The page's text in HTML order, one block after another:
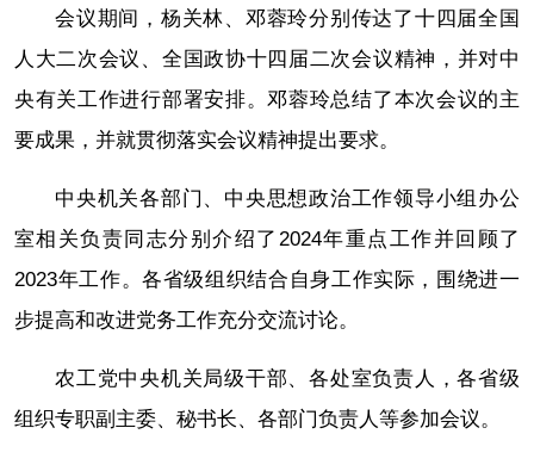
会议期间，杨关林、邓蓉玲分别传达了十四届全国
人大二次会议、全国政协十四届二次会议精神，并对中
央有关工作进行部署安排。邓蓉玲总结了本次会议的主
要成果，并就贯彻落实会议精神提出要求。
中央机关各部门、中央思想政治工作领导小组办公
室相关负责同志分别介绍了2024年重点工作并回顾了
2023年工作。各省级组织结合自身工作实际，围绕进一
步提高和改进党务工作充分交流讨论。
农工党中央机关局级干部、各处室负责人，各省级
组织专职副主委、秘书长、各部门负责人等参加会议。